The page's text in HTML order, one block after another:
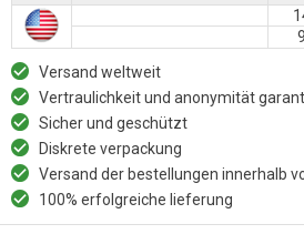
Versand weltweit
Vertraulichkeit und anonymität
Sicher und geschützt
Diskrete verpackung
Versand der bestellungen innerhalb
100% erfolgreiche lieferung